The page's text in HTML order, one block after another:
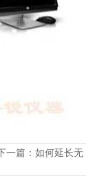
一篇： 如何延长无